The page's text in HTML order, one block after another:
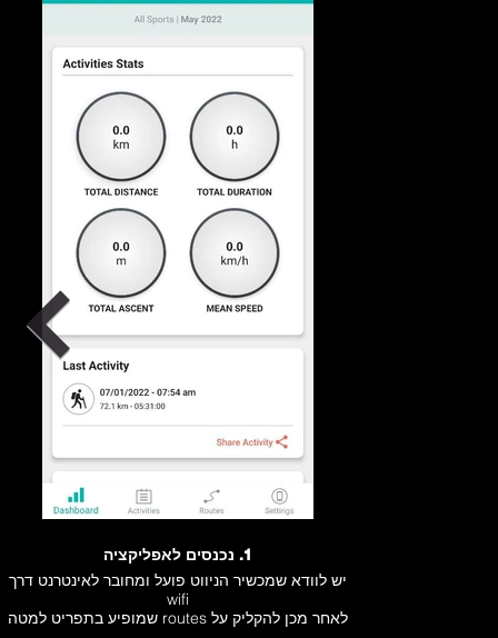
1. נכנסים לאפליקציה
יש לוודא שמכשיר הניווט פועל ומחובר לאינטרנט דרך
wifi
לאחר מכן להקליק על routes שמופיע בתפריט למטה